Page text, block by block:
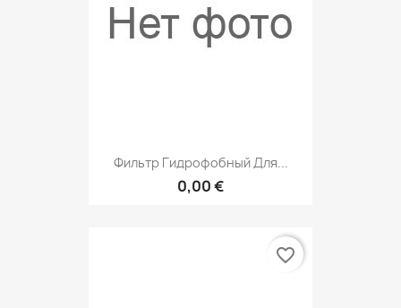
Фильтр Гидрофобный Для...
0,00 €
favorite_border